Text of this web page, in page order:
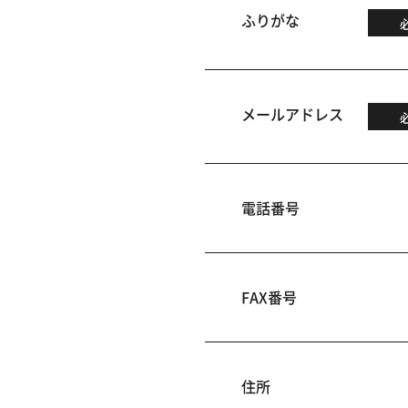
ふりがな
メールアドレス
電話番号
FAX番号
住所